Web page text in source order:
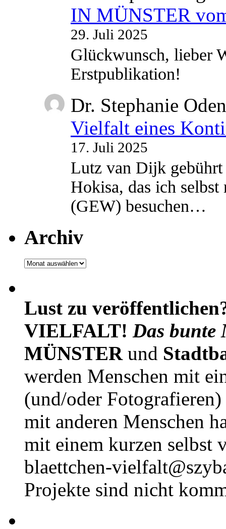
IN MÜNSTER
29. Juli 2025
Glückwunsch, lieber
Erstpublikation!
Dr. Stephanie
Vielfalt eines
17. Juli 2025
Lutz van Dijk
Hokisa, das ich
(GEW) besuchen…
Archiv
Archiv
Lust zu
VIELFALT! Das bunte
MÜNSTERund
werden Menschen mit
(und/oder
mit anderen Menschen
mit einem kurzen selbst
blaettchen-
Projekte sind nicht